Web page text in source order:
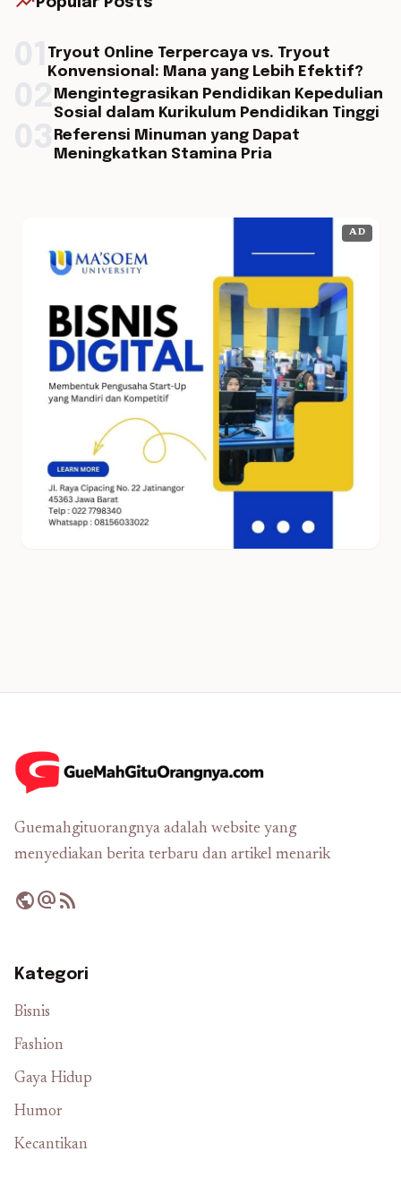
Tryout Online Terpercaya vs. Tryout
Konvensional: Mana yang Lebih Efektif?
Mengintegrasikan Pendidikan Kepedulian
Sosial dalam Kurikulum Pendidikan Tinggi
Referensi Minuman yang Dapat
Meningkatkan Stamina Pria
AD
Guemahgituorangnya adalah website yang
menyediakan berita terbaru dan artikel menarik
publicalternate_emailrss_feed
Kategori
Bisnis
Fashion
Gaya Hidup
Humor
Kecantikan